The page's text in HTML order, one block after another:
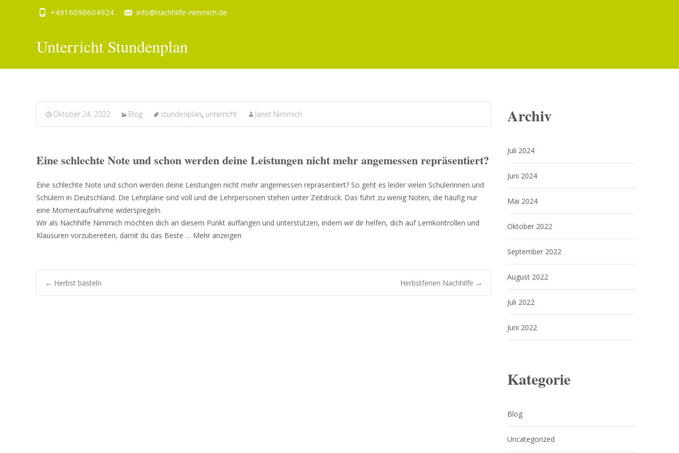
+4916096604924 info@nachhilfe-nimmich.de
Unterricht Stundenplan
Oktober 24, 2022 Blog stundenplan, unterricht Janet Nimmich
Eine schlechte Note und schon werden deine Leistungen nicht mehr angemessen repräsentiert?
Eine schlechte Note und schon werden deine Leistungen nicht mehr angemessen repräsentiert? So geht es leider vielen Schülerinnen und
Schülern in Deutschland. Die Lehrpläne sind voll und die Lehrpersonen stehen unter Zeitdruck. Das führt zu wenig Noten, die häufig nur
eine Momentaufnahme widerspiegeln.
Wir als Nachhilfe Nimmich möchten dich an diesem Punkt auffangen und unterstützen, indem wir dir helfen, dich auf Lernkontrollen und
Klausuren vorzubereiten, damit du das Beste … Mehr anzeigen
Post
← Herbst basteln Herbstferien Nachhilfe →
Archiv
Juli 2024
Juni 2024
Mai 2024
Oktober 2022
September 2022
August 2022
Juli 2022
Juni 2022
Kategorie
Blog
Uncategorized